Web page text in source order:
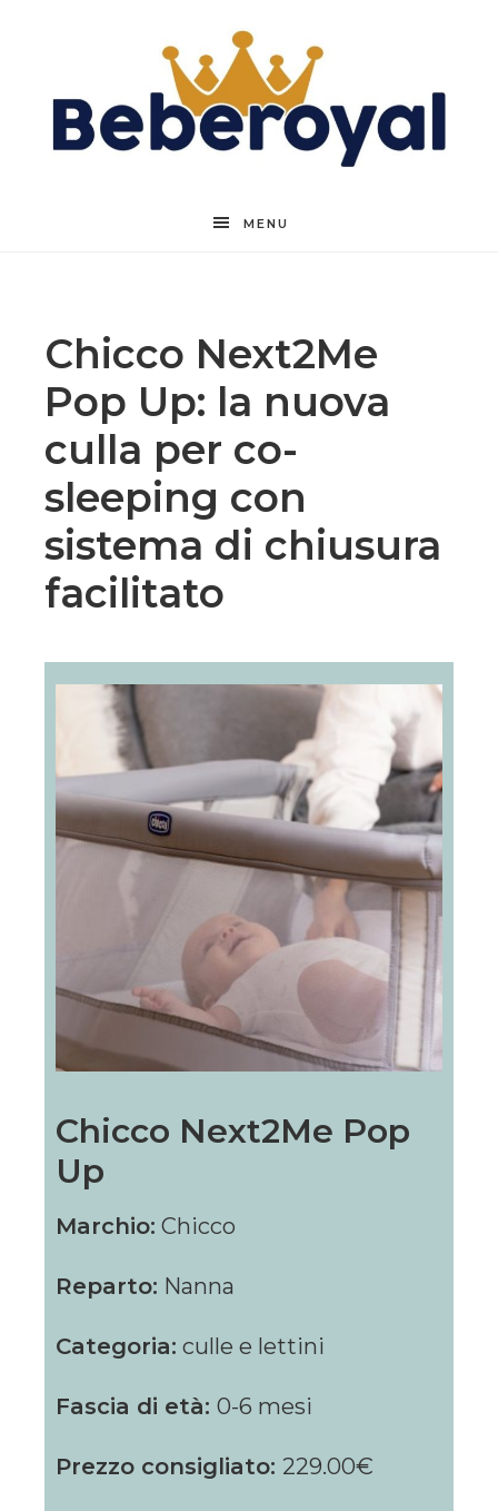
Beberoyal
MENU
Chicco Next2Me
Pop Up: la nuova
culla per co-
sleeping con
sistema di chiusura
facilitato
Chicco Next2Me Pop
Up
Marchio: Chicco
Reparto: Nanna
Categoria: culle e lettini
Fascia di età: 0-6 mesi
Prezzo consigliato: 229.00€